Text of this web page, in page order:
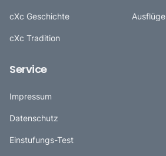
cXc Geschichte
cXc Tradition
Ausflüge
Service
Impressum
Datenschutz
Einstufungs-Test